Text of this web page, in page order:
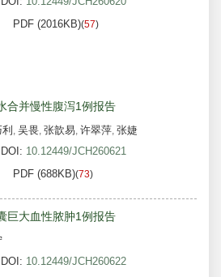
PDF (2016KB)(57)
合并慢性腹泻1例报告
, 吴畏, 张歆易, 许翠萍, 张婕
DOI: 10.12449/JCH260621
PDF (688KB)(73)
巨大血性脓肿1例报告
DOI: 10.12449/JCH260622